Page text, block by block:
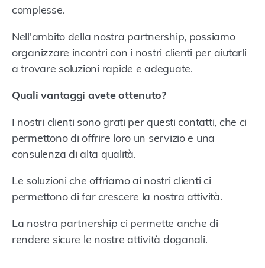
complesse.
Nell'ambito della nostra partnership, possiamo
organizzare incontri con i nostri clienti per aiutarli
a trovare soluzioni rapide e adeguate.
Quali vantaggi avete ottenuto?
I nostri clienti sono grati per questi contatti, che ci
permettono di offrire loro un servizio e una
consulenza di alta qualità.
Le soluzioni che offriamo ai nostri clienti ci
permettono di far crescere la nostra attività.
La nostra partnership ci permette anche di
rendere sicure le nostre attività doganali.